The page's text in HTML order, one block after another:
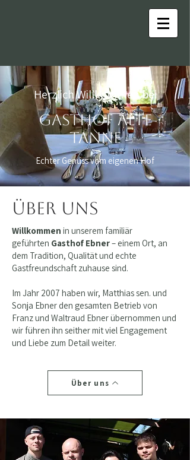
Herzlich Willkommen bei
Gasthof Alte
Tanne
Echter Genuss vom eigenen Hof
Über Uns
Willkommen in unserem familiär
geführten Gasthof Ebner– einem Ort, an
dem Tradition, Qualität und echte
Gastfreundschaft zuhause sind.
Im Jahr 2007 haben wir, Matthias sen. und
Sonja Ebner den gesamten Betrieb von
Franz und Waltraud Ebner übernommen und
wir führen ihn seither mit viel Engagement
und Liebe zum Detail weiter.
Über uns